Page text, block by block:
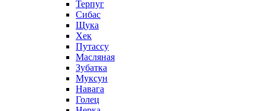
Терпуг
Сибас
Щука
Хек
Путассу
Масляная
Зубатка
Муксун
Навага
Голец